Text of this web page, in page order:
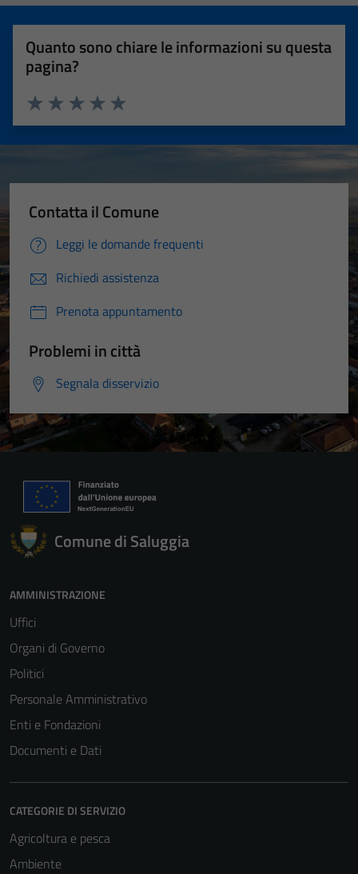
Quanto sono chiare le informazioni su questa
pagina?
Valuta 5 stelle su 5
Valuta 4 stelle su 5
Valuta 3 stelle su 5
Valuta 2 stelle su 5
Valuta 1 stelle su 5
Contatta il Comune
Leggi le domande frequenti
Richiedi assistenza
Prenota appuntamento
Problemi in città
Segnala disservizio
Comune di Saluggia
AMMINISTRAZIONE
Uffici
Organi di Governo
Politici
Personale Amministrativo
Enti e Fondazioni
Documenti e Dati
CATEGORIE DI SERVIZIO
Agricoltura e pesca
Ambiente